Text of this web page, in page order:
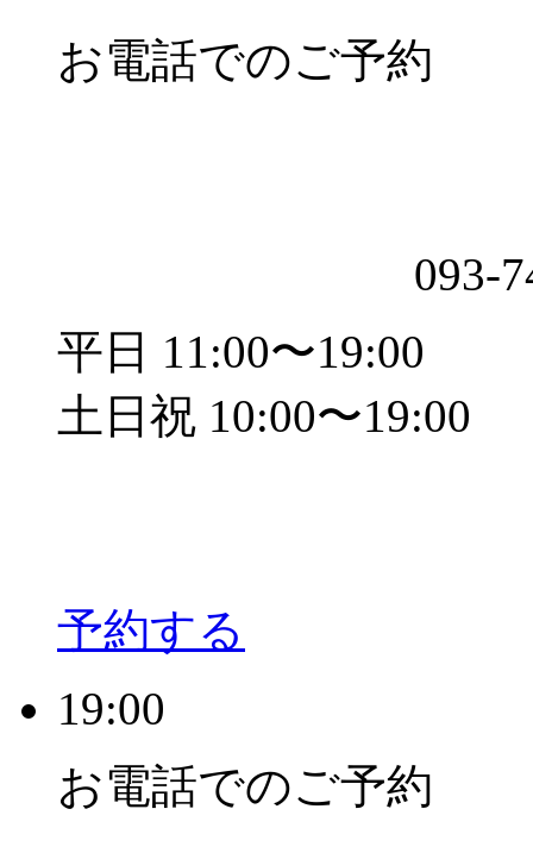
お電話でのご予約
093-
平日 11:00〜19:00
土日祝 10:00〜19:00
予約する
19:00
お電話でのご予約